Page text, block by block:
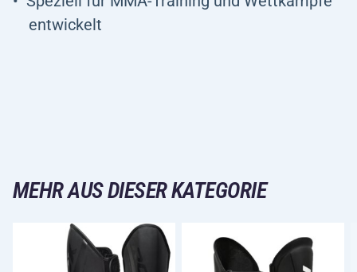
entwickelt
MEHR AUS DIESER KATEGORIE